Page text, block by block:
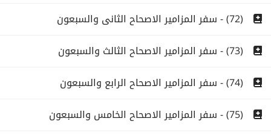
(72) - سفر المزامير الاصحاح الثانى والسبعون
(73) - سفر المزامير الاصحاح الثالث والسبعون
(74) - سفر المزامير الاصحاح الرابع والسبعون
(75) - سفر المزامير الاصحاح الخامس والسبعون